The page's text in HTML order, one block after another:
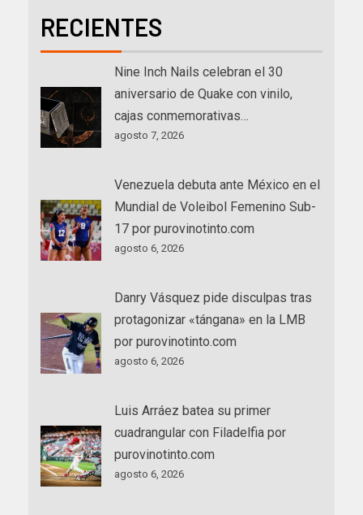
RECIENTES
Nine Inch Nails celebran el 30
aniversario de Quake con vinilo,
cajas conmemorativas…
agosto 7, 2026
Venezuela debuta ante México en el
Mundial de Voleibol Femenino Sub-
17 por purovinotinto.com
agosto 6, 2026
Danry Vásquez pide disculpas tras
protagonizar «tángana» en la LMB
por purovinotinto.com
agosto 6, 2026
Luis Arráez batea su primer
cuadrangular con Filadelfia por
purovinotinto.com
agosto 6, 2026